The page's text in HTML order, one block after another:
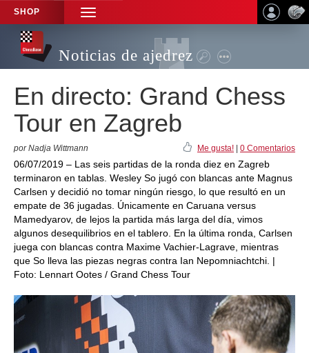
SHOP
TOGGLE
NAVIGATION
Noticias de ajedrez
En directo: Grand Chess
Tour en Zagreb
por Nadja Wittmann Me gusta! 0 Comentarios
06/07/2019 – Las seis partidas de la ronda diez en Zagreb
terminaron en tablas. Wesley So jugó con blancas ante Magnus
Carlsen y decidió no tomar ningún riesgo, lo que resultó en un
empate de 36 jugadas. Únicamente en Caruana versus
Mamedyarov, de lejos la partida más larga del día, vimos
algunos desequilibrios en el tablero. En la última ronda, Carlsen
juega con blancas contra Maxime Vachier-Lagrave, mientras
que So lleva las piezas negras contra Ian Nepomniachtchi. |
Foto: Lennart Ootes / Grand Chess Tour